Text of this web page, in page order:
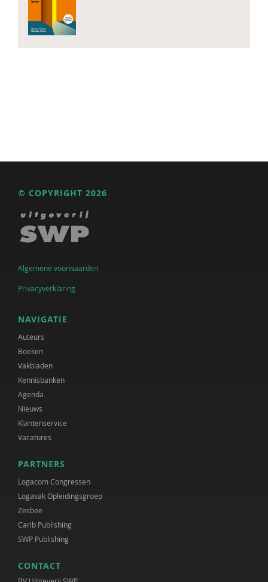
© COPYRIGHT 2026
Algemene voorwaarden
Privacyverklaring
NAVIGATIE
Auteurs
Boeken
Vakbladen
Kennisbanken
Agenda
Nieuws
Klantenservice
Vacatures
PARTNERS
Logacom Congressen
Logavak Opleidingsgroep
Zesbee
Carib Publishing
SWP Publishing
CONTACT